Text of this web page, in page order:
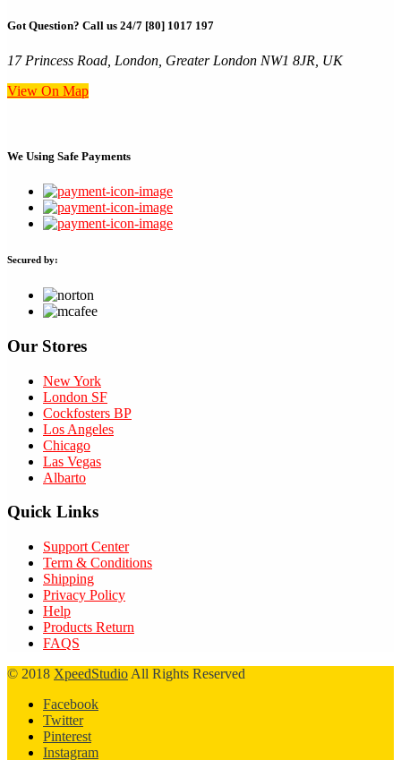
Got Question? Call us 24/7 [80] 1017 197
17 Princess Road, London, Greater London NW1 8JR, UK
View On Map
We Using Safe Payments
Secured by:
Our Stores
New York
London SF
Cockfosters BP
Los Angeles
Chicago
Las Vegas
Albarto
Quick Links
Support Center
Term & Conditions
Shipping
Privacy Policy
Help
Products Return
FAQS
© 2018 XpeedStudio All Rights Reserved
Facebook
Twitter
Pinterest
Instagram